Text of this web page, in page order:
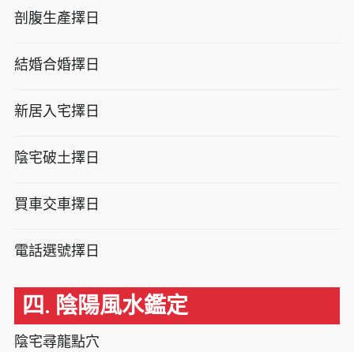
剖腹生產擇日
結婚合婚擇日
新居入宅擇日
陰宅破土擇日
買車交車擇日
電話選號擇日
四. 陰陽風水鑑定
陰宅尋龍點穴